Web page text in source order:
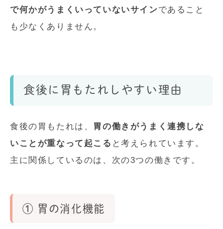
で何かがうまくいっていないサインであること
も少なくありません。
食後に胃もたれしやすい理由
食後の胃もたれは、 胃の働きがうまく連携しな
いことが重なって起こる と考えられています。
主に関係しているのは、次の3つの働きです。
① 胃の消化機能